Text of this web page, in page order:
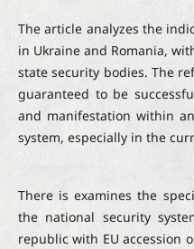
The article analyzes the
in Ukraine and Romania,
state security bodies. The
guaranteed to be
and manifestation within
system, especially in the
There is examines the
the national security
republic with EU accession